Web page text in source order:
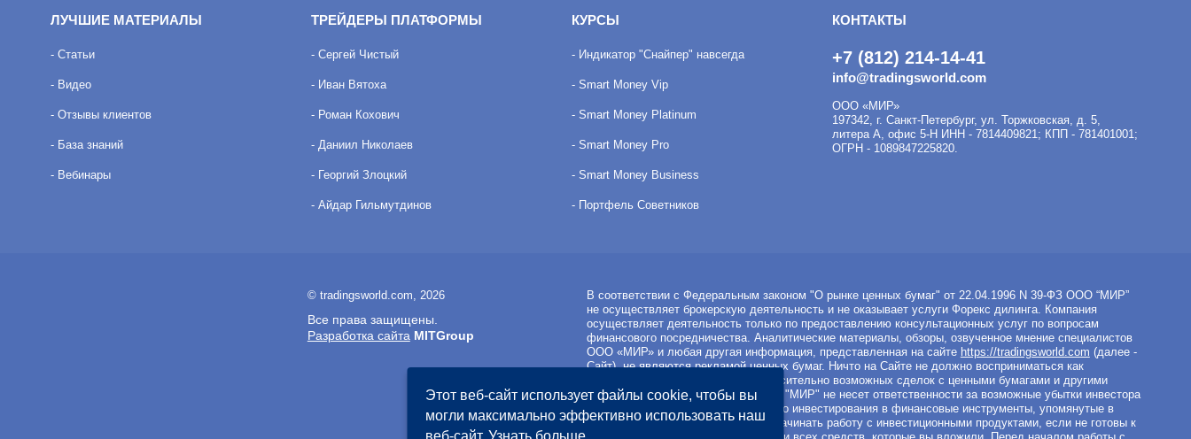
ЛУЧШИЕ МАТЕРИАЛЫ
- Статьи
- Видео
- Отзывы клиентов
- База знаний
- Вебинары
ТРЕЙДЕРЫ ПЛАТФОРМЫ
- Сергей Чистый
- Иван Вятоха
- Роман Кохович
- Даниил Николаев
- Георгий Злоцкий
- Айдар Гильмутдинов
КУРСЫ
- Индикатор "Снайпер" навсегда
- Smart Money Vip
- Smart Money Platinum
- Smart Money Pro
- Smart Money Business
- Портфель Советников
КОНТАКТЫ
+7 (812) 214-14-41
info@tradingsworld.com
ООО «МИР»
197342, г. Санкт-Петербург, ул. Торжковская, д. 5,
литера А, офис 5-Н ИНН - 7814409821; КПП - 781401001;
ОГРН - 1089847225820.
© tradingsworld.com, 2026
Все права защищены.
Разработка сайта MITGroup
В соответствии с Федеральным законом "О рынке ценных бумаг" от 22.04.1996 N 39-ФЗ ООО “МИР”
не осуществляет брокерскую деятельность и не оказывает услуги Форекс дилинга. Компания
осуществляет деятельность только по предоставлению консультационных услуг по вопросам
финансового посредничества. Аналитические материалы, обзоры, озвученное мнение специалистов
ООО «МИР» и любая другая информация, представленная на сайте https://tradingsworld.com (далее -
Сайт), не являются рекламой ценных бумаг. Ничто на Сайте не должно восприниматься как
инвестиционная рекомендация относительно возможных сделок с ценными бумагами и другими
финансовыми инструментами. ООО "МИР" не несет ответственности за возможные убытки инвестора
в случае совершения операций, либо инвестирования в финансовые инструменты, упомянутые в
материалах Сайта. Вы не должны начинать работу с инвестиционными продуктами, если не готовы к
Этот веб-сайт использует файлы cookie, чтобы вы
могли максимально эффективно использовать наш
веб-сайт. Узнать больше